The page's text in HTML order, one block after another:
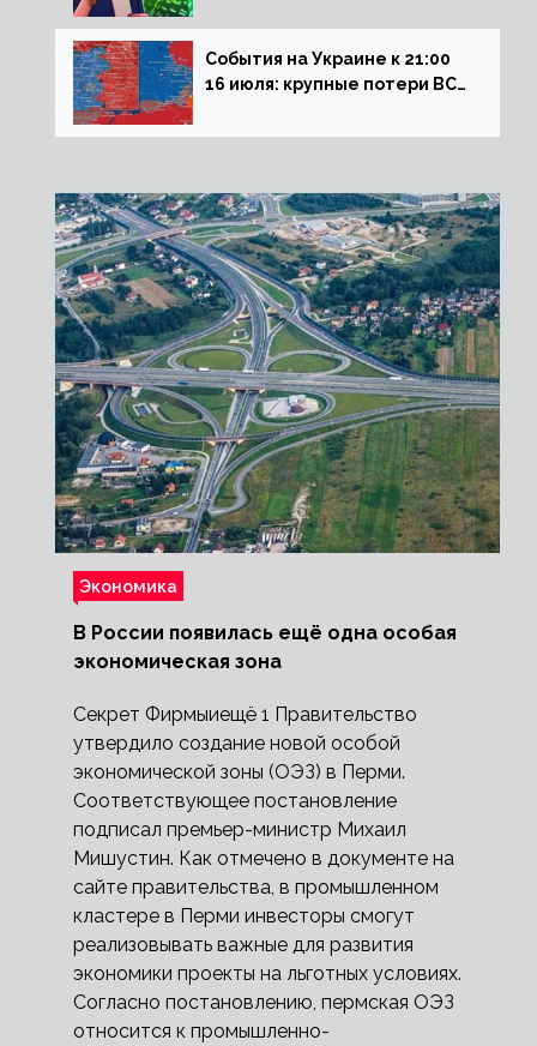
на рынок РФ
События на Украине к 21:00
16 июля: крупные потери ВСУ
обстреливает Донбасс из
Экономика
В России появилась ещё одна особая
экономическая зона
Секрет Фирмыиещё 1 Правительство
утвердило создание новой особой
экономической зоны (ОЭЗ) в Перми.
Соответствующее постановление
подписал премьер-министр Михаил
Мишустин. Как отмечено в документе на
сайте правительства, в промышленном
кластере в Перми инвесторы смогут
реализовывать важные для развития
экономики проекты на льготных условиях.
Согласно постановлению, пермская ОЭЗ
относится к промышленно-